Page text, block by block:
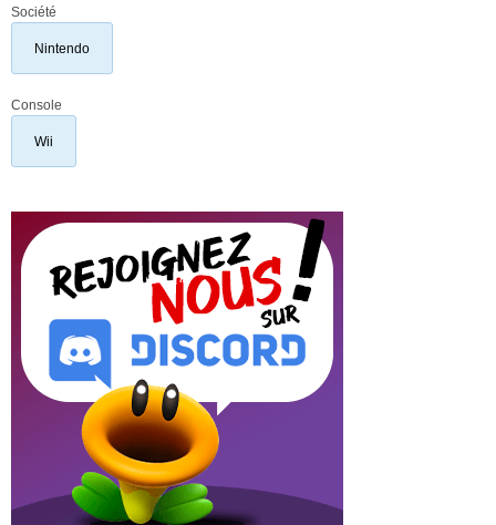
Société
Nintendo
Console
Wii